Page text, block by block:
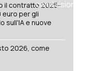
il contratto 2025-
euro per gli
sull'IA e nuove
2026, come